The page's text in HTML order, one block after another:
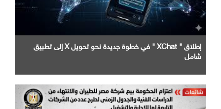
إطلاق " XChat " في خطوة جديدة نحو تحويل X إلى تطبيق
شامل